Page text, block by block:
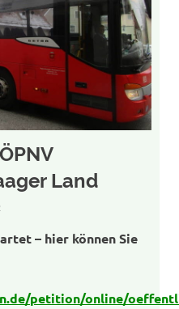
Land
ADMIN
– hier können Sie
petition/online/